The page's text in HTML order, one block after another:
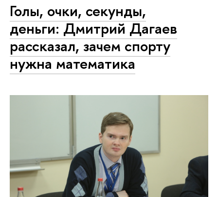
Голы, очки, секунды,
деньги: Дмитрий Дагаев
рассказал, зачем спорту
нужна математика